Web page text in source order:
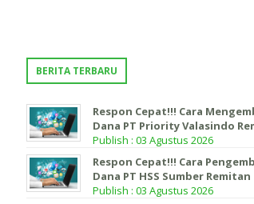
BERITA TERBARU
Respon Cepat!!! Cara
Dana PT Priority Valasindo
Publish : 03 Agustus 2026
Respon Cepat!!! Cara
Dana PT HSS Sumber Remitan
Publish : 03 Agustus 2026